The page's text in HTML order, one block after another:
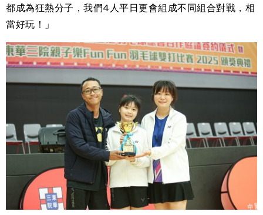
都成為狂熱分子，我們4人平日更會組成不同組合對戰，相
當好玩！」